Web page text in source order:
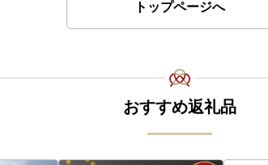
トップページへ
おすすめ返礼品